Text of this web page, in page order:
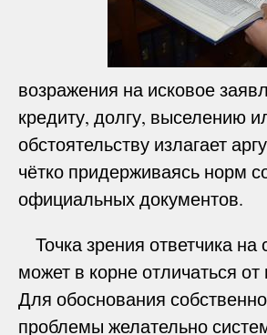
возражения на исковое
кредиту, долгу, выселению
обстоятельству излагает
чётко придерживаясь норм
официальных документов.
Точка зрения ответчика на
может в корне отличаться
Для обоснования
проблемы желательно